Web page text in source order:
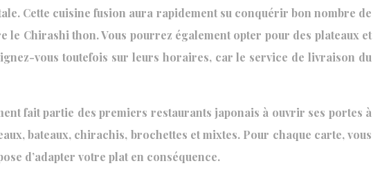
Cette cuisine fusion aura rapidement su conquérir bon nombre de
Chirashi thon. Vous pourrez également opter pour des plateaux et
vous toutefois sur leurs horaires, car le service de livraison du
fait partie des premiers restaurants japonais à ouvrir ses portes à
bateaux, chirachis, brochettes et mixtes. Pour chaque carte, vous
d’adapter votre plat en conséquence.